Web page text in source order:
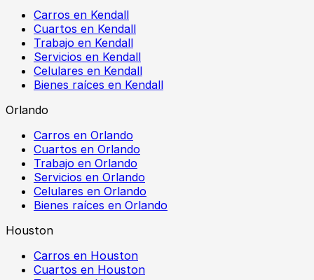
Carros en Kendall
Cuartos en Kendall
Trabajo en Kendall
Servicios en Kendall
Celulares en Kendall
Bienes raíces en Kendall
Orlando
Carros en Orlando
Cuartos en Orlando
Trabajo en Orlando
Servicios en Orlando
Celulares en Orlando
Bienes raíces en Orlando
Houston
Carros en Houston
Cuartos en Houston